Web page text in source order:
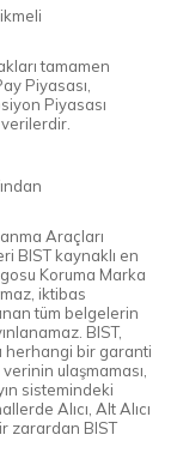
tamamen
Piyasası,
Piyasası
Araçları
BIST kaynaklı en
Koruma Marka
iktibas
tüm belgelerin
BIST,
herhangi bir garanti
ulaşmaması,
sistemindeki
Alıcı, Alt Alıcı
zarardan BIST